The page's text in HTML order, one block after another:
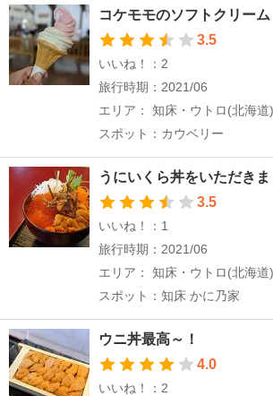
コケモモのソフトクリーム
3.5
いいね！：2
旅行時期：2021/06
エリア： 知床・ウトロ(北海道)
スポット：カウベリー
うにいくら丼をいただきま
3.5
いいね！：1
旅行時期：2021/06
エリア： 知床・ウトロ(北海道)
スポット：知床 かに乃家
ウニ丼最高～！
4.0
いいね！：2